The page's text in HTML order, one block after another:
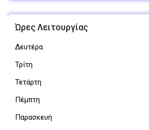
Ώρες Λειτουργίας
Δευτέρα
Τρίτη
Τετάρτη
Πέμπτη
Παρασκευή